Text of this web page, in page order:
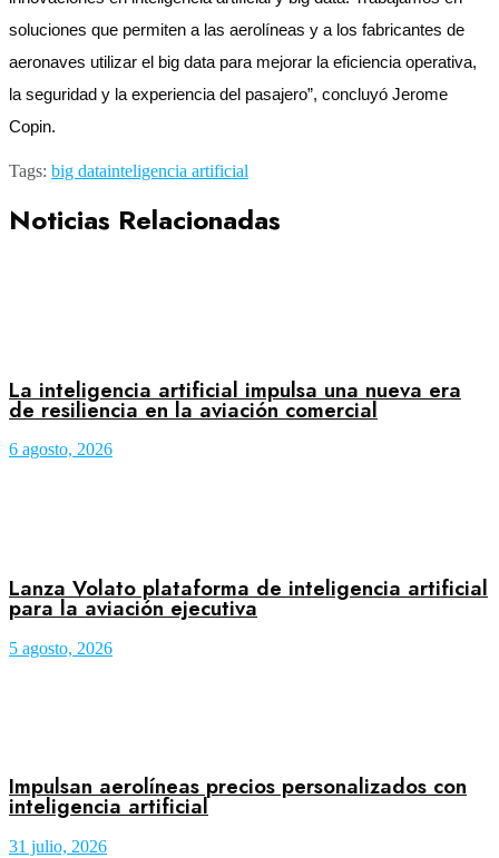
soluciones que permiten a las aerolíneas y a los fabricantes de
aeronaves utilizar el big data para mejorar la eficiencia operativa,
la seguridad y la experiencia del pasajero”, concluyó Jerome
Copin.
Tags: big datainteligencia artificial
Noticias Relacionadas
La inteligencia artificial impulsa una nueva era
de resiliencia en la aviación comercial
6 agosto, 2026
Lanza Volato plataforma de inteligencia artificial
para la aviación ejecutiva
5 agosto, 2026
Impulsan aerolíneas precios personalizados con
inteligencia artificial
31 julio, 2026